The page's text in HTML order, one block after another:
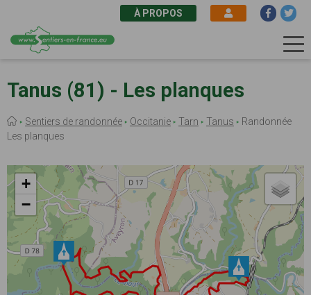
au
contenu
À PROPOS
Tanus (81) - Les planques
Fil
d'Ariane
Sentiers de randonnée Occitanie Tarn Tanus
Randonnée
Les planques
+
−